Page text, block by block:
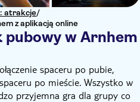
atrakcje/
z aplikacją online
pubowy w Arnhem
spaceru po pubie,
po mieście. Wszystko w
przyjemna gra dla grupy co